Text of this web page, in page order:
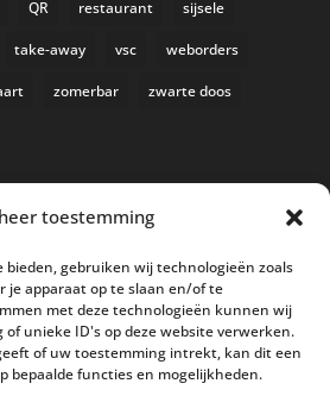
toestemming
bieden, gebruiken wij technologieën zoals
je apparaat op te slaan en/of te
met deze technologieën kunnen wij
of unieke ID's op deze website verwerken.
of uw toestemming intrekt, kan dit een
bepaalde functies en mogelijkheden.
QR restaurant sijsele
take-away vsc weborders
zomerbar zwarte doos
de 2025 prijzen
met nieuw